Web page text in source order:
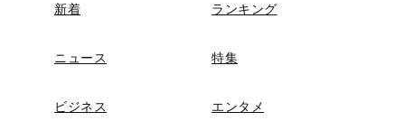
新着 ランキング
ニュース 特集
ビジネス エンタメ